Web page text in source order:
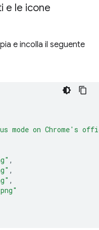
e le icone
e incolla il seguente
mode on Chrome's
,
,
,